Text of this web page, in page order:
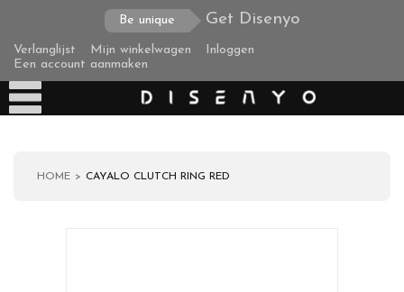
Be unique Get Disenyo
Verlanglijst Mijn winkelwagen
Inloggen
Een account aanmaken
HOME CAYALO CLUTCH RING RED